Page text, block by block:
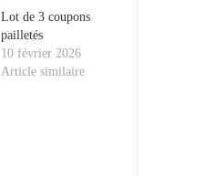
Lot de 3 coupons
pailletés
10 février 2026
Article similaire